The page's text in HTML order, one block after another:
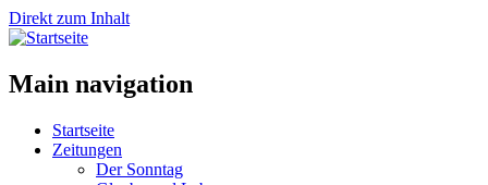
Direkt zum Inhalt
Main navigation
Startseite
Zeitungen
Der Sonntag